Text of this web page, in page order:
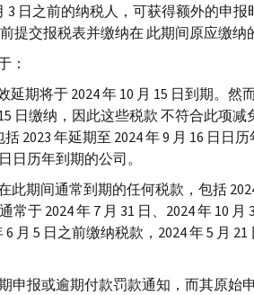
3 日之前的纳税人，可获得额外的申
提交报税表并缴纳在 此期间原应缴纳
：
期将于 2024 年 10 月 15 日到期。
日缴纳，因此这些税款 不符合此项减
2023 年延期至 2024 年 9 月 16 日日
日历年到期的公司。
此期间通常到期的任何税款，包括
于 2024 年 7 月 31 日、2024 年 10
月 5 日之前缴纳税款，2024 年 5 月
申报或逾期付款罚款通知，而其原始